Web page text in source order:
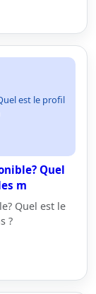
est le profil
Quel
m
Quel est le
?